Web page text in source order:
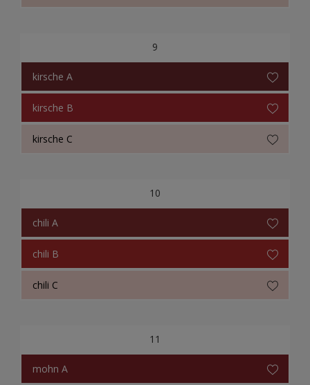
9
kirsche A
kirsche B
kirsche C
10
chili A
chili B
chili C
11
mohn A